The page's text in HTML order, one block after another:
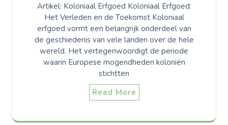
Artikel: Koloniaal Erfgoed Koloniaal Erfgoed:
Het Verleden en de Toekomst Koloniaal
erfgoed vormt een belangrijk onderdeel van
de geschiedenis van vele landen over de hele
wereld. Het vertegenwoordigt de periode
waarin Europese mogendheden koloniën
stichtten
Read More